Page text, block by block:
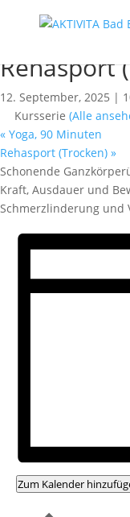
« Alle Kurse
Rehasport
12. September, 2025 |
Kursserie (Alle
« Yoga, 90 Minuten
Rehasport (Trocken) »
Schonende
Kraft, Ausdauer und
Schmerzlinderung und
Zum Kalender